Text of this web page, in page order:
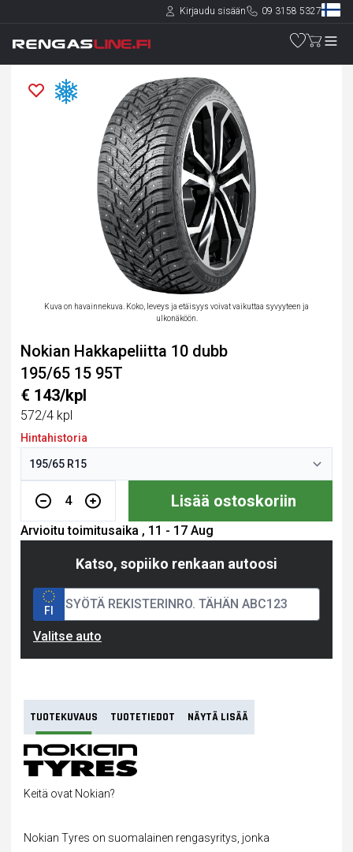
Kirjaudu sisään 09 3158 5327
Kuva on havainnekuva. Koko, leveys ja etäisyys voivat vaikuttaa syvyyteen ja
ulkonäköön.
Nokian Hakkapeliitta 10 dubb
195/65 15 95T
€ 143/kpl
572/4 kpl
Hintahistoria
4 Lisää ostoskoriin
Arvioitu toimitusaika , 11 - 17 Aug
Katso, sopiiko renkaan autoosi
FI
Valitse auto
TUOTEKUVAUS TUOTETIEDOT NÄYTÄ LISÄÄ
Keitä ovat Nokian?
Nokian Tyres on suomalainen rengasyritys, jonka